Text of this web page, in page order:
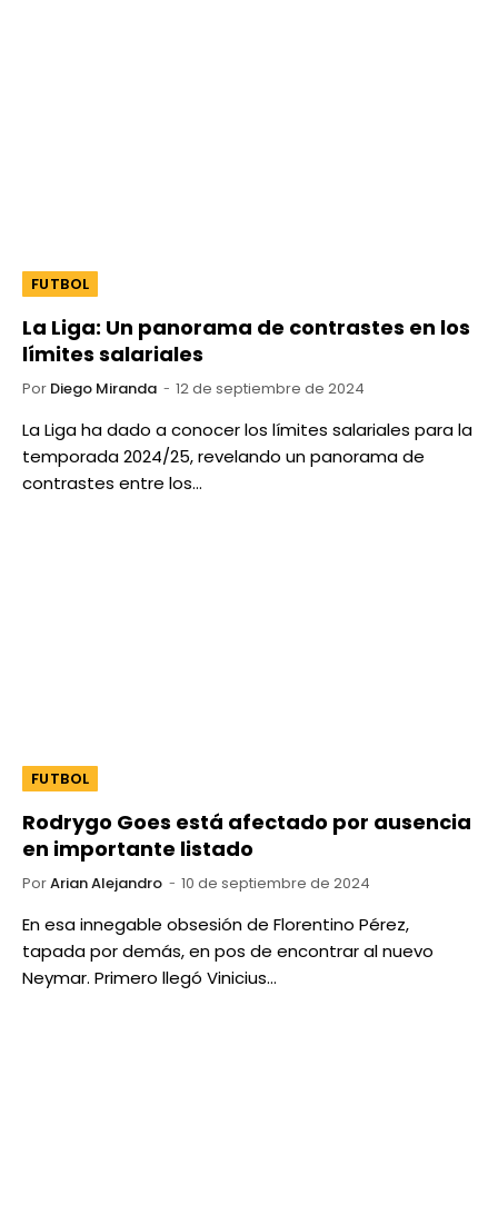
FUTBOL
La Liga: Un panorama de contrastes en los
límites salariales
Por Diego Miranda 12 de septiembre de 2024
La Liga ha dado a conocer los límites salariales para la
temporada 2024/25, revelando un panorama de
contrastes entre los…
FUTBOL
Rodrygo Goes está afectado por ausencia
en importante listado
PorArian Alejandro 10 de septiembre de 2024
En esa innegable obsesión de Florentino Pérez,
tapada por demás, en pos de encontrar al nuevo
Neymar. Primero llegó Vinicius…